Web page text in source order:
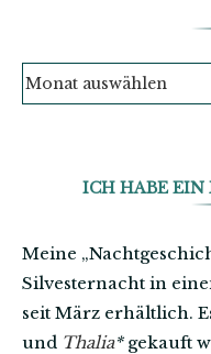
ICH HABE EIN
Meine
Silvesternacht in
seit März erhältlich.
und Thalia*gekauft